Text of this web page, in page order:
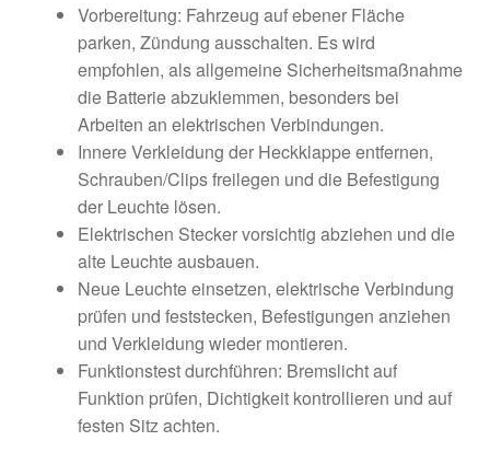
Vorbereitung: Fahrzeug auf ebener Fläche
parken, Zündung ausschalten. Es wird
empfohlen, als allgemeine Sicherheitsmaßnahme
die Batterie abzuklemmen, besonders bei
Arbeiten an elektrischen Verbindungen.
Innere Verkleidung der Heckklappe entfernen,
Schrauben/Clips freilegen und die Befestigung
der Leuchte lösen.
Elektrischen Stecker vorsichtig abziehen und die
alte Leuchte ausbauen.
Neue Leuchte einsetzen, elektrische Verbindung
prüfen und feststecken, Befestigungen anziehen
und Verkleidung wieder montieren.
Funktionstest durchführen: Bremslicht auf
Funktion prüfen, Dichtigkeit kontrollieren und auf
festen Sitz achten.